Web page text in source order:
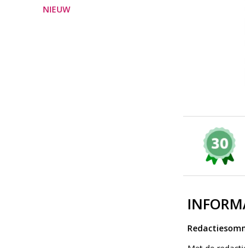
NIEUW